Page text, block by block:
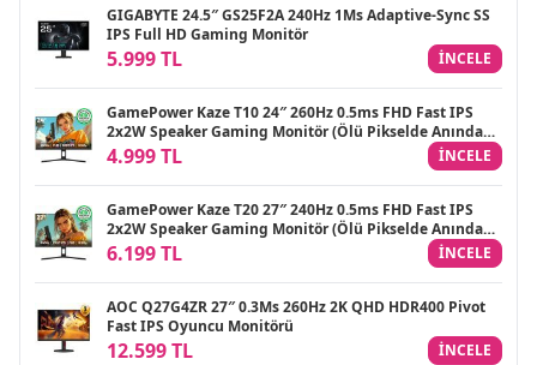
GIGABYTE 24.5″ GS25F2A 240Hz 1Ms Adaptive-Sync SS
IPS Full HD Gaming Monitör
5.999 TL INCELE
GamePower Kaze T10 24″ 260Hz 0.5ms FHD Fast IPS
2x2W Speaker Gaming Monitör (Ölü Pikselde Anında
Değişim)
4.999 TL INCELE
GamePower Kaze T20 27″ 240Hz 0.5ms FHD Fast IPS
2x2W Speaker Gaming Monitör (Ölü Pikselde Anında
Değişim)
6.199 TL INCELE
AOC Q27G4ZR 27″ 0.3Ms 260Hz 2K QHD HDR400 Pivot
Fast IPS Oyuncu Monitörü
12.599 TL INCELE